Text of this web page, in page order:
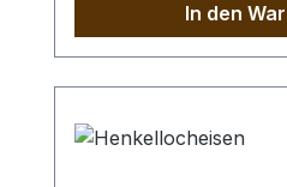
eine Beschädigung des
auszuschliessen,
In den